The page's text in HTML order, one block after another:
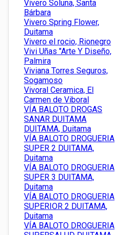
Vivero Soluna, Santa
Bárbara
Vivero Spring Flower,
Duitama
Vivero el rocio, Rionegro
Vivi Uñas "Arte Y Diseño,
Palmira
Viviana Torres Seguros,
Sogamoso
Vivoral Ceramica, El
Carmen de Viboral
VÍA BALOTO DROGAS
SANAR DUITAMA
DUITAMA, Duitama
VÍA BALOTO DROGUERIA
SUPER 2 DUITAMA,
Duitama
VÍA BALOTO DROGUERIA
SUPER 3 DUITAMA,
Duitama
VÍA BALOTO DROGUERIA
SUPERIOR 2 DUITAMA,
Duitama
VÍA BALOTO DROGUERIA